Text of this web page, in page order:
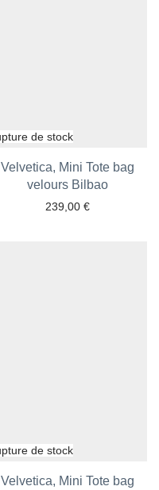
Velvetica, Mini Tote bag
velours Bilbao
239,00 €
Ajouter aux favoris
Velvetica, Mini Tote bag